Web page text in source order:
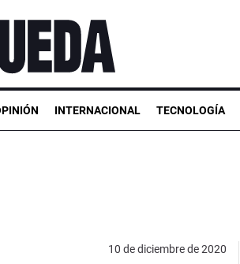
INTERNACIONAL TECNOLOGÍA
10 de diciembre de 2020